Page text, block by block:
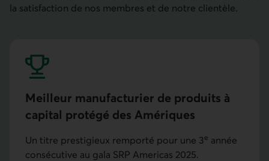
la satisfaction de nos membres et de notre clientèle.
Meilleur manufacturier de produits à
capital protégé des Amériques
Un titre prestigieux remporté pour une 3e année
consécutive au gala SRP Americas 2025.